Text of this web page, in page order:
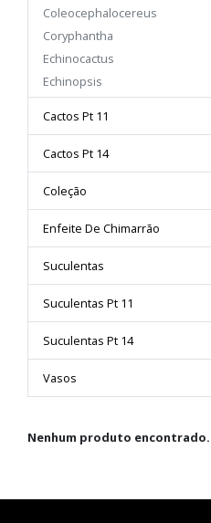
Coleocephalocereus
Coryphantha
Echinocactus
Echinopsis
Facheiroa
Ferocactus
Frailea
Lemaireocereus
Lobivia
Mammillaria
Melocactus
Neocardenasia
Notocactus
Parodia
Polaskia
Cactos Pt 11
Cactos Pt 14
Coleção
Enfeite De Chimarrão
Suculentas
Suculentas Pt 11
Suculentas Pt 14
Vasos
Nenhum produto encontrado.